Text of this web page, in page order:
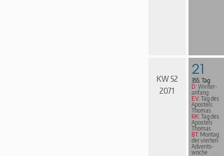
KW 52
2071
21
355. Tag
D: Win­ter­
an­fang
EV: Tag des
Apostels
Thomas
RK: Tag des
Apostels
Thomas
BT: Montag
der vierten
Advents­
woche